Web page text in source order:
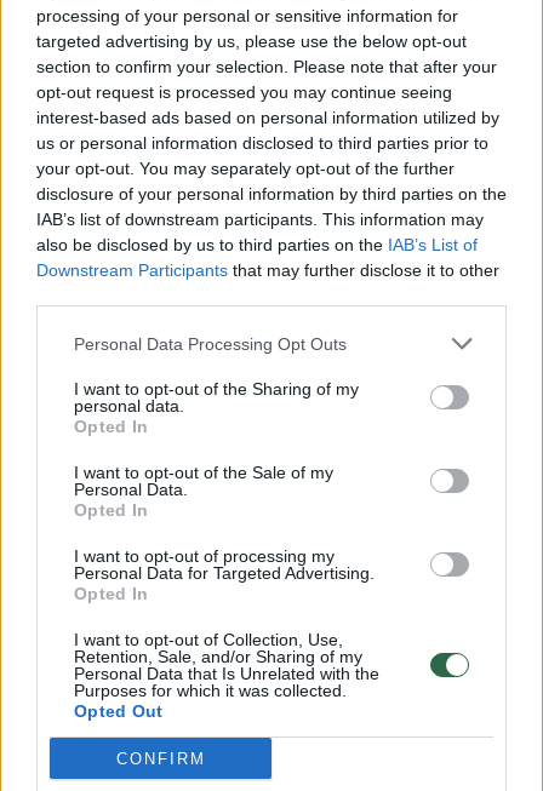
processing of your personal or sensitive information for
targeted advertising by us, please use the below opt-out
section to confirm your selection. Please note that after your
opt-out request is processed you may continue seeing
interest-based ads based on personal information utilized by
us or personal information disclosed to third parties prior to
your opt-out. You may separately opt-out of the further
disclosure of your personal information by third parties on the
IAB’s list of downstream participants. This information may
also be disclosed by us to third parties on the IAB’s List of
Downstream Participants that may further disclose it to other
Personal Data Processing Opt Outs
I want to opt-out of the Sharing of my
personal data.
Opted In
I want to opt-out of the Sale of my
Personal Data.
Opted In
I want to opt-out of processing my
Personal Data for Targeted Advertising.
Opted In
I want to opt-out of Collection, Use,
Retention, Sale, and/or Sharing of my
Personal Data that Is Unrelated with the
Purposes for which it was collected.
Opted Out
CONFIRM
E.Pakėnaitė teigia, kad kelių eismo taisyklės
numato, kad tokiu atveju būtina leisti
persirikiuoti į laisvesnę eismo juostą.
„Tokia situacija vairuotoju tarpe vadinama
„užtrauktuko“ taisykle. Jeigu kelyje, kuriame
yra dvi (ar daugiau) tos pačios krypties
eismo juostos, vienoje iš jų eismas negalimas
kiekvienas gretima eismo juosta važiuojantis
vairuotojas privalo leisti vienai transporto
priemonei persirikiuoti į jo užimamą eismo
juostą.
Ši taisyklė dažniausiai naudojama kelių
remonto, avarijų vietose arba vietose kur
srautu“.
E.Pakėnaitė primena, kad siekiant išvengti
eismo įvykio, persirikiuojantys vairuotojai turi